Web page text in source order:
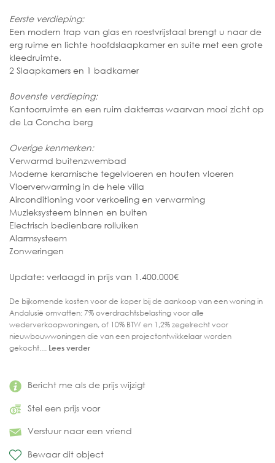
Bericht me als de prijs wijzigt
Stel een prijs voor
Verstuur naar een vriend
Bewaar dit object
Eerste verdieping:
Een modern trap van glas en roestvrijstaal brengt u naar de
erg ruime en lichte hoofdslaapkamer en suite met een grote
kleedruimte.
2 Slaapkamers en 1 badkamer
Bovenste verdieping:
Kantoorruimte en een ruim dakterras waarvan mooi zicht op
de La Concha berg
Overige kenmerken:
Verwarmd buitenzwembad
Moderne keramische tegelvloeren en houten vloeren
Vloerverwarming in de hele villa
Airconditioning voor verkoeling en verwarming
Muzieksysteem binnen en buiten
Electrisch bedienbare rolluiken
Alarmsysteem
Zonweringen
Update: verlaagd in prijs van 1.400.000€
De bijkomende kosten voor de koper bij de aankoop van een woning in
Andalusië omvatten: 7% overdrachtsbelasting voor alle
wederverkoopwoningen, of 10% BTW en 1,2% zegelrecht voor
nieuwbouwwoningen die van een projectontwikkelaar worden
gekocht.... Lees verder